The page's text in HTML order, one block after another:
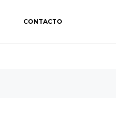
CONTACTO